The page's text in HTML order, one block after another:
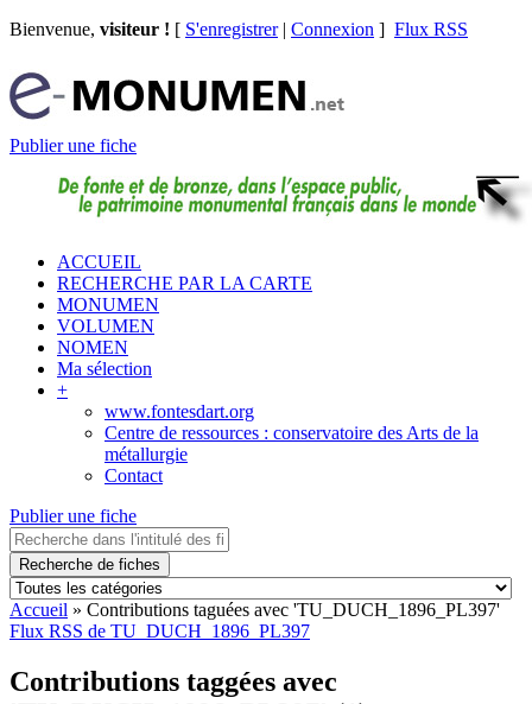
Bienvenue, visiteur ! [ S'enregistrer| Connexion ] Flux RSS
Publier une fiche
ACCUEIL
RECHERCHE PAR LA CARTE
MONUMEN
VOLUMEN
NOMEN
Ma sélection
+
www.fontesdart.org
Centre de ressources : conservatoire des Arts de la
métallurgie
Contact
Publier une fiche
Recherche de fiches
Accueil » Contributions taguées avec 'TU_DUCH_1896_PL397'
Flux RSS de TU_DUCH_1896_PL397
Contributions taggées avec